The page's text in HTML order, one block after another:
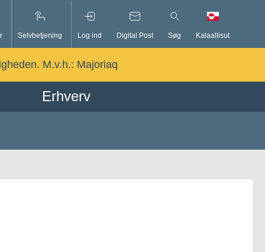
Selvbetjening Log ind Digital Post Søg Kalaallisut
M.v.h.: Majoriaq
Erhverv